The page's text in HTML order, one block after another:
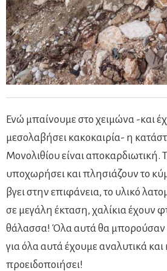
Ενώ μπαίνουμε στο χειμώνα -και
μεσολαβήσει κακοκαιρία- η
Μονολιθίου είναι αποκαρδιωτική.
υποχωρήσει και πλησιάζουν το
βγει στην επιφάνεια, το υλικό
σε μεγάλη έκταση, χαλίκια έχουν
θάλασσα! Όλα αυτά θα μπορούσαν
για όλα αυτά έχουμε αναλυτικά
προειδοποιήσει!